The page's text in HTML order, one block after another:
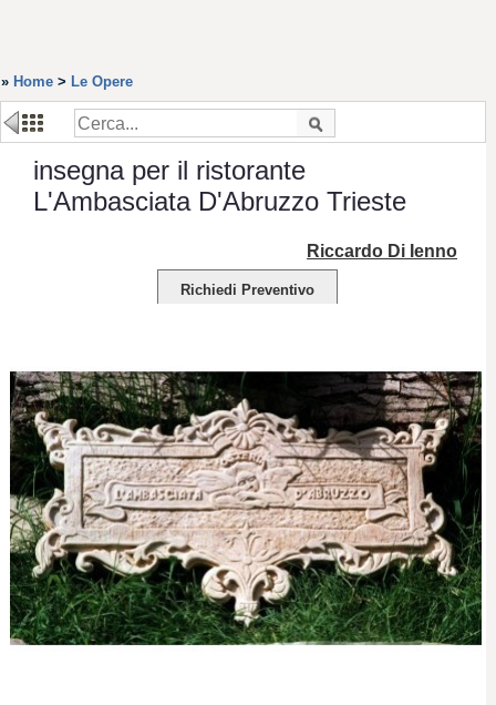
» Home > Le Opere
insegna per il ristorante
L'Ambasciata D'Abruzzo Trieste
Riccardo Di Ienno
Richiedi Preventivo